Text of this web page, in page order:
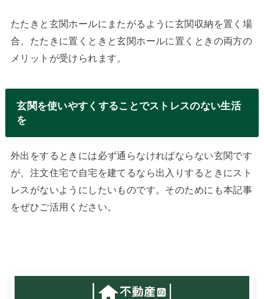
たたきと玄関ホールにまたがるように玄関収納を置く場
合、たたきに置くときと玄関ホールに置くときの両方の
メリットが受けられます。
玄関を使いやすくすることでストレスのない生活
を
外出をするときには必ず通らなければならない玄関です
が、注文住宅で自宅を建てるなら出入りするときにスト
レスがないようにしたいものです。そのためにも本記事
をぜひご活用ください。